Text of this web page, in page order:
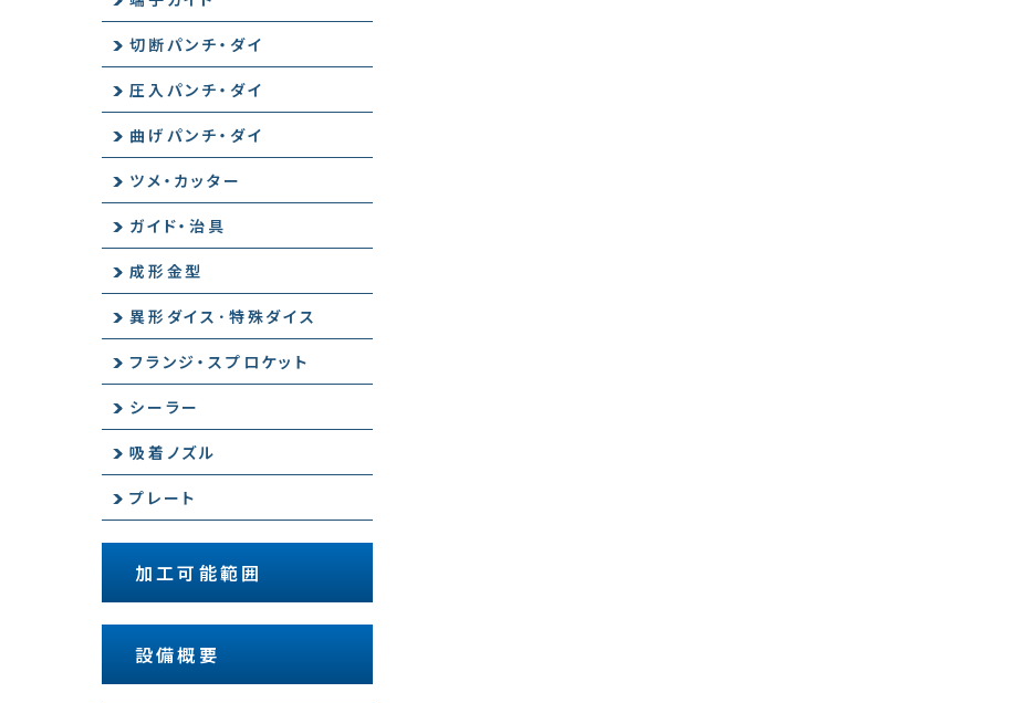
切断パンチ・ダイ
圧入パンチ・ダイ
曲げパンチ・ダイ
ツメ・カッター
ガイド・治具
成形金型
異形ダイス･特殊ダイス
フランジ・スプロケット
シーラー
吸着ノズル
プレート
加工可能範囲
設備概要